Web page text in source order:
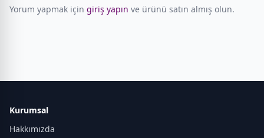
Yorum yapmak için giriş yapın ve ürünü satın almış olun.
Kurumsal
Hakkımızda